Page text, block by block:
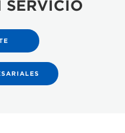
SERVICIO